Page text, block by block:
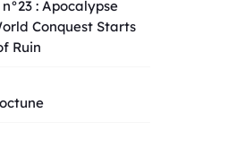
: Apocalypse
Conquest Starts
Ruin